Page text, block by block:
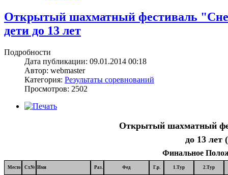
Открытый шахматный фестиваль
дети до 13 лет
Подробности
Дата публикации: 09.01.2014 00:18
Автор: webmaster
Категория: Результаты соревнований
Просмотров: 2502
Открытый шахматный
до 13 лет
Финальное
Место Ст.№ Имя Раз. Фед Г.р. 1.Тур 2.Тур